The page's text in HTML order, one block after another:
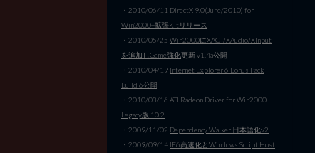
・2010/06/11 DirectX 9.0(June/2010) for
Win2000+拡張Kitリリース
・2010/05/25 Win2000にXACT/XAudio/XInput
を追加しGame強化更新 v1.4a公開
・2010/04/19 Internet Explorer 6 Bonus Pack
Build 6公開
・2010/03/16 ATI Radeon Driver for Win2000
Legacy版 10.2
・2009/11/02 Dependency Walker 日本語化v2
・2009/09/14 IE6高速化とWindows Script Host